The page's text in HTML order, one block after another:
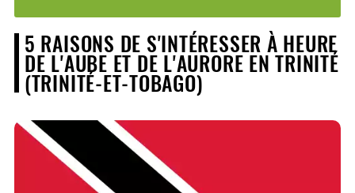
5 RAISONS DE S'INTÉRESSER À HEURE
DE L'AUBE ET DE L'AURORE EN TRINITÉ
(TRINITÉ-ET-TOBAGO)